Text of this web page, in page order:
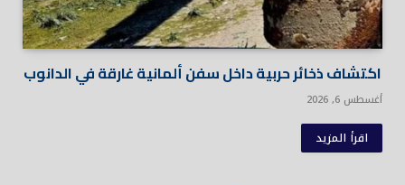
اكتشاف ذخائر حربية داخل سفن ألمانية غارقة في الدانوب
أغسطس 6, 2026
اقرأ المزيد